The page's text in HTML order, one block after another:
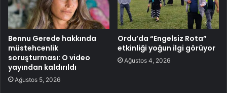
Bennu Gerede hakkında
müstehcenlik
soruşturması: O video
yayından kaldırıldı
Ağustos 5, 2026
Ordu’da “Engelsiz Rota”
etkinliği yoğun ilgi görüyor
Ağustos 4, 2026